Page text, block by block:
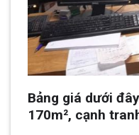
Bảng giá dưới
170m², cạnh